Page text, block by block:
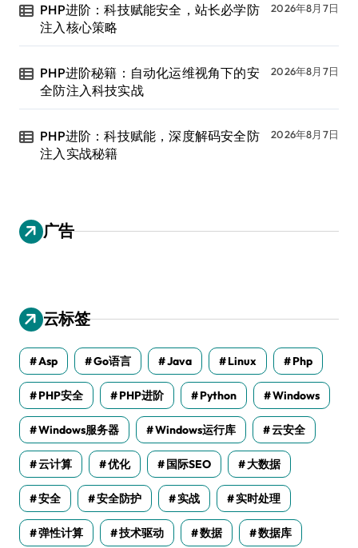
PHP进阶：科技赋能安全，站长必学防
注入核心策略
2026年8月7日
PHP进阶秘籍：自动化运维视角下的安
全防注入科技实战
2026年8月7日
PHP进阶：科技赋能，深度解码安全防
注入实战秘籍
2026年8月7日
广告
云标签
Asp Go语言 Java Linux Php
PHP安全 PHP进阶 Python Windows
Windows服务器 Windows运行库 云安全
云计算 优化 国际SEO 大数据
安全 安全防护 实战 实时处理
弹性计算 技术驱动 数据 数据库